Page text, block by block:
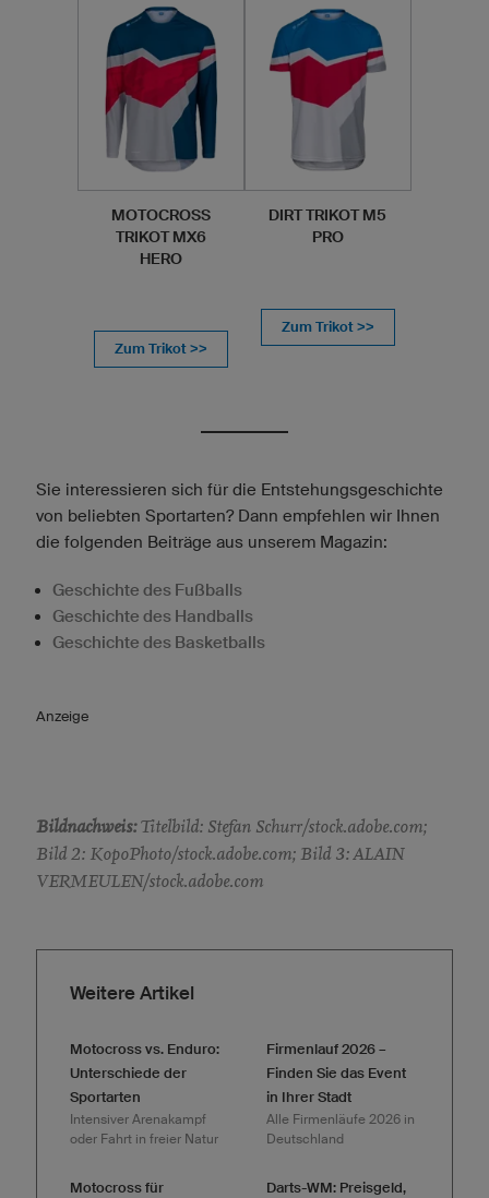
MOTOCROSS
TRIKOT MX6
HERO
Zum Trikot >>
DIRT TRIKOT M5
PRO
Zum Trikot >>
Sie interessieren sich für die Entstehungsgeschichte
von beliebten Sportarten? Dann empfehlen wir Ihnen
die folgenden Beiträge aus unserem Magazin:
Geschichte des Fußballs
Geschichte des Handballs
Geschichte des Basketballs
Anzeige
Bildnachweis:Titelbild: Stefan Schurr/stock.adobe.com;
Bild 2: KopoPhoto/stock.adobe.com; Bild 3: ALAIN
VERMEULEN/stock.adobe.com
Weitere Artikel
Motocross vs. Enduro:
Unterschiede der
Sportarten
Intensiver Arenakampf
oder Fahrt in freier Natur
Motocross für
Firmenlauf 2026 –
Finden Sie das Event
in Ihrer Stadt
Alle Firmenläufe 2026 in
Deutschland
Darts-WM: Preisgeld,